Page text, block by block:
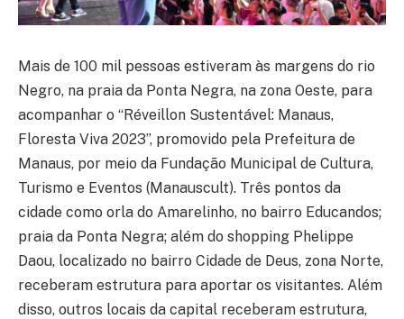
Mais de 100 mil pessoas estiveram às margens do rio
Negro, na praia da Ponta Negra, na zona Oeste, para
acompanhar o “Réveillon Sustentável: Manaus,
Floresta Viva 2023”, promovido pela Prefeitura de
Manaus, por meio da Fundação Municipal de Cultura,
Turismo e Eventos (Manauscult). Três pontos da
cidade como orla do Amarelinho, no bairro Educandos;
praia da Ponta Negra; além do shopping Phelippe
Daou, localizado no bairro Cidade de Deus, zona Norte,
receberam estrutura para aportar os visitantes. Além
disso, outros locais da capital receberam estrutura,